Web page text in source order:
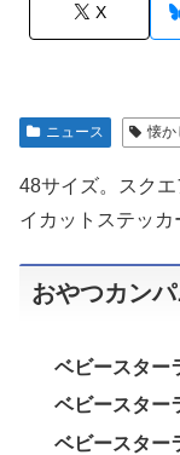
X
ニュース 懐か
48サイズ。スク
イカットステッカ
おやつカン
ベビースター
ベビースター
ベビースター